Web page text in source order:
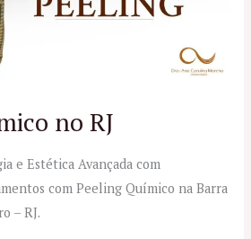
no RJ
e Estética Avançada com
com Peeling Químico na Barra
– RJ.